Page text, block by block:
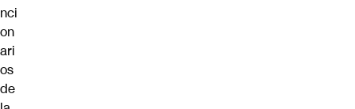
nci
on
ari
os
de